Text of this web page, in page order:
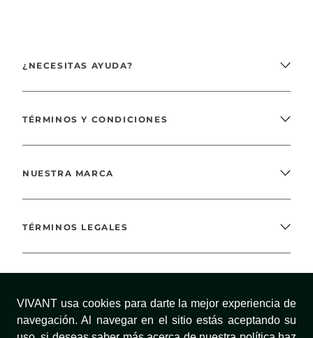
VIVANT usa cookies para darte la mejor experiencia de
navegación. Al navegar en el sitio estás aceptando su
¿NECESITAS AYUDA?
TÉRMINOS Y CONDICIONES
NUESTRA MARCA
TÉRMINOS LEGALES